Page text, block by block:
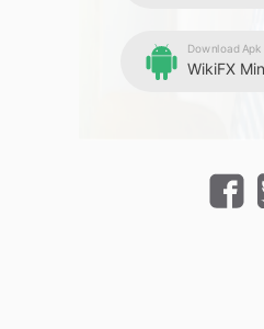
Download Apk
WikiFX